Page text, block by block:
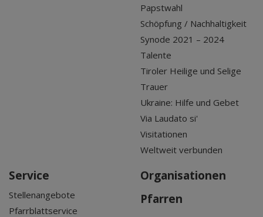
Papstwahl
Schöpfung / Nachhaltigkeit
Synode 2021 – 2024
Talente
Tiroler Heilige und Selige
Trauer
Ukraine: Hilfe und Gebet
Via Laudato si'
Visitationen
Weltweit verbunden
Service
Stellenangebote
Pfarrblattservice
Organisationen
Pfarren